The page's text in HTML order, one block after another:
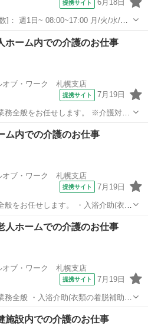
提携サイト 6月18日
ニティ株式会社...
その他
ホーム内での介護のお仕事
オブ・ワーク 札幌支店
提携サイト 7月19日
務全般をお任せします。 ※介護対象
。 ・入浴介助(衣類の着脱補助、洗
介助(食事摂取のサポート、声掛
ム内での介護のお仕事
オブ・ワーク 札幌支店
提携サイト 7月19日
します。 ・入浴介助(衣類
補助など) ・食事介助(食事摂取のサ
) ・排泄介助(トイレへの誘導、見
人ホームでの介護のお仕事
オブ・ワーク 札幌支店
提携サイト 7月19日
全般 ・入浴介助(衣類の着脱補助、
事介助(食事摂取のサポート、声掛
(トイレへの誘導、見守り、おむつ
施設内での介護のお仕事